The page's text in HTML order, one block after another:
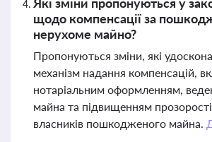
щодо компенсації за
нерухоме майно?
Пропонуються зміни, які
механізм надання компенсацій,
нотаріальним оформленням,
майна та підвищенням
власників пошкодженого майна.